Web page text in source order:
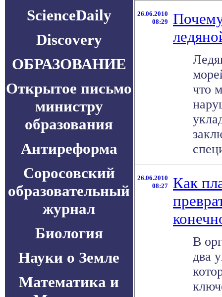
ScienceDaily
Discovery
ОБРАЗОВАНИЕ
Открытое письмо
министру
образования
Антиреформа
Соросовский
образовательный
журнал
Биология
Науки о Земле
Математика и
26.06.2010
08:29
что
26.06.2010
08:27
Как
В
два